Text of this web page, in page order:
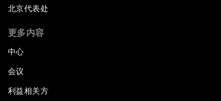
北京代表处
更多内容
中心
会议
利益相关方